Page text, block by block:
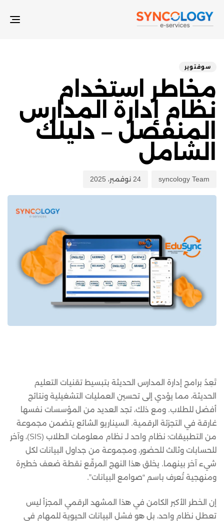
سوفتوير
مخاطر استخدام
نظام إدارة المدارس
المنفصل – دليلك
الشامل
syncology Team 24 نوفمبر، 2025
تَعِدُ برامج إدارة المدارس الحديثة بتبسيط تقنيات التعليم
الحديثة، مما يؤدي إلى تحسين العمليات التشغيلية ونتائج
أفضل للطلاب. ومع ذلك، تجد العديد من المؤسسات نفسها
غارقة في التجزئة الرقمية. السيناريو الشائع يتضمن مجموعة
من التطبيقات؛ نظام واحد لـ نظام معلومات الطلاب (SIS)، وآخر
للحسابات وثالث للحضور، ومجموعة من جداول البيانات لكل
شيء آخر بينهما. يخلق هذا النهج المرقّع نقطة ضعف خطيرة
ومنهجية تُعرف باسم “صوامع البيانات”.
إن الخطر الأكبر الكامن في هذا المشهد الرقمي المجزأ ليس
تعطل نظام واحد، بل هو فشل البيانات الحيوية للمهام في